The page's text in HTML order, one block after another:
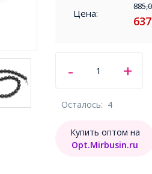
Цена:
Осталось: 4
Купить оптом на
Opt.Mirbusin.ru